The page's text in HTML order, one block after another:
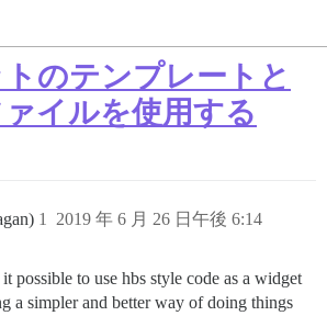
のテンプレートと
ァイルを使用する
2019 年 6 月 26 日午後 6:14
1
possible to use hbs style code as a widget
a simpler and better way of doing things